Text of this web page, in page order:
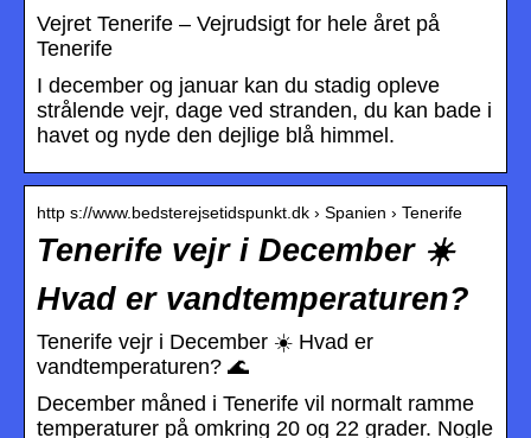
Vejret Tenerife – Vejrudsigt for hele året på
Tenerife
I december og januar kan du stadig opleve
strålende vejr, dage ved stranden, du kan bade i
havet og nyde den dejlige blå himmel.
http s://www.bedsterejsetidspunkt.dk › Spanien › Tenerife
Tenerife vejr i December ☀️
Hvad er vandtemperaturen?
Tenerife vejr i December ☀️ Hvad er
vandtemperaturen? 🌊
December måned i Tenerife vil normalt ramme
temperaturer på omkring 20 og 22 grader. Nogle